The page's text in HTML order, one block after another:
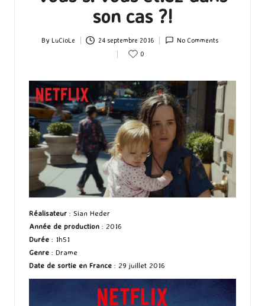
son cas ?!
Posted
By LuCioLe 24 septembre 2016
No Comments
0
Réalisateur : Sian Heder
Année de production : 2016
Durée : 1h51
Genre : Drame
Date de sortie en France : 29 juillet 2016